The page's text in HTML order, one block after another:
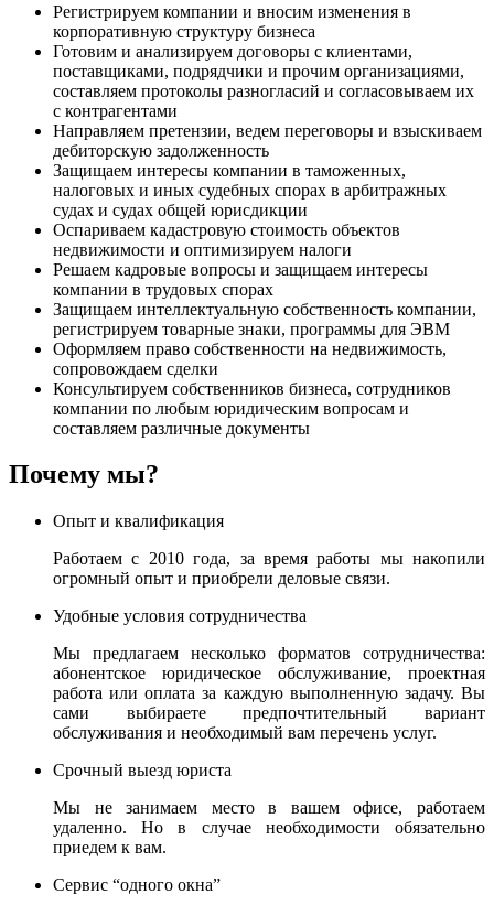
Регистрируем компании и вносим изменения в
корпоративную структуру бизнеса
Готовим и анализируем договоры с клиентами,
поставщиками, подрядчики и прочим организациями,
составляем протоколы разногласий и согласовываем их
с контрагентами
Направляем претензии, ведем переговоры и взыскиваем
дебиторскую задолженность
Защищаем интересы компании в таможенных,
налоговых и иных судебных спорах в арбитражных
судах и судах общей юрисдикции
Оспариваем кадастровую стоимость объектов
недвижимости и оптимизируем налоги
Решаем кадровые вопросы и защищаем интересы
компании в трудовых спорах
Защищаем интеллектуальную собственность компании,
регистрируем товарные знаки, программы для ЭВМ
Оформляем право собственности на недвижимость,
сопровождаем сделки
Консультируем собственников бизнеса, сотрудников
компании по любым юридическим вопросам и
составляем различные документы
Почему мы?
Опыт и квалификация
Работаем с 2010 года, за время работы мы накопили
огромный опыт и приобрели деловые связи.
Удобные условия сотрудничества
Мы предлагаем несколько форматов сотрудничества:
абонентское юридическое обслуживание, проектная
работа или оплата за каждую выполненную задачу. Вы
сами выбираете предпочтительный вариант
обслуживания и необходимый вам перечень услуг.
Срочный выезд юриста
Мы не занимаем место в вашем офисе, работаем
удаленно. Но в случае необходимости обязательно
приедем к вам.
Сервис “одного окна”